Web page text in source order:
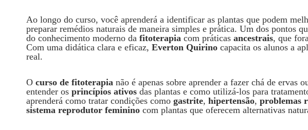
Ao longo do curso, você aprenderá a identificar as plantas que podem
preparar remédios naturais de maneira simples e prática. Um dos pontos
do conhecimento moderno da fitoterapia com práticas ancestrais, que
Com uma didática clara e eficaz, Everton Quirino capacita os alunos a
real.
O curso de fitoterapia não é apenas sobre aprender a fazer chá de ervas
entender os princípios ativos das plantas e como utilizá-los para
aprenderá como tratar condições como gastrite, hipertensão, problemas
sistema reprodutor feminino com plantas que oferecem alternativas